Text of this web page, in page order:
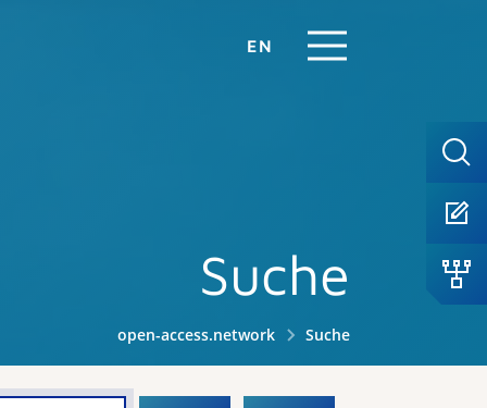
EN
Suche
open-access.network Suche